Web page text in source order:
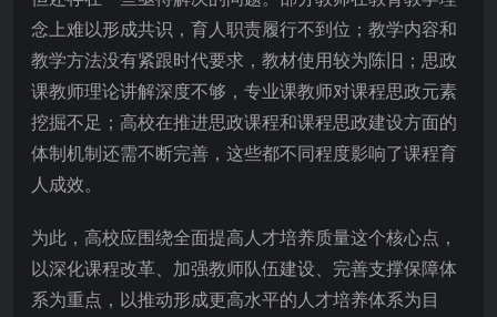
念上难以形成共识，育人职责履行不到位；教学内容和
教学方法没有紧跟时代要求，教材使用较为陈旧；思政
课教师理论讲解深度不够，专业课教师对课程思政元素
挖掘不足；高校在推进思政课程和课程思政建设方面的
体制机制还需不断完善，这些都不同程度影响了课程育
人成效。
为此，高校应围绕全面提高人才培养质量这个核心点，
以深化课程改革、加强教师队伍建设、完善支撑保障体
系为重点，以推动形成更高水平的人才培养体系为目